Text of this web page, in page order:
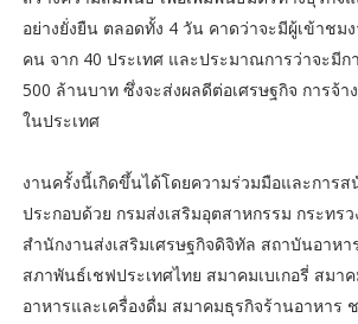
อย่างยั่งยืน ตลอดทั้ง 4 วัน คาดว่าจะมีผู้เข้าชม
คน จาก 40 ประเทศ และประมาณการว่าจะมี
500 ล้านบาท ซึ่งจะส่งผลดีต่อเศรษฐกิจ การจ้า
ในประเทศ
งานครั้งนี้เกิดขึ้นได้โดยความร่วมมือและการ
ประกอบด้วย กรมส่งเสริมอุตสาหกรรม กระทร
สำนักงานส่งเสริมเศรษฐกิจดิจิทัล สถาบันอาหา
สภาพันธ์เชฟประเทศไทย สมาคมเบเกอรี่ สมา
อาหารและเครื่องดื่ม สมาคมธุรกิจร้านอาหาร